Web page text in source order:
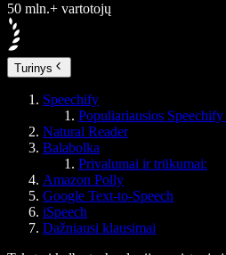
50 mln.+ vartotojų
Turinys
Speechify
Populiariausios
Natural Reader
Balabolka
Privalumai ir trūkumai:
Amazon Polly
Google Text-to-Speech
iSpeech
Dažniausi klausimai